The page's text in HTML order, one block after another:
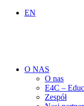
EN
O NAS
O nas
E4C –
Zespół